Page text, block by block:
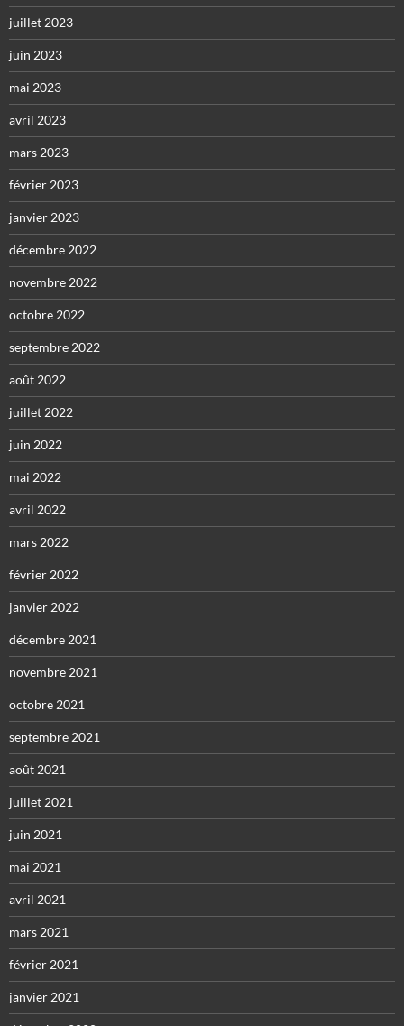
juillet 2023
juin 2023
mai 2023
avril 2023
mars 2023
février 2023
janvier 2023
décembre 2022
novembre 2022
octobre 2022
septembre 2022
août 2022
juillet 2022
juin 2022
mai 2022
avril 2022
mars 2022
février 2022
janvier 2022
décembre 2021
novembre 2021
octobre 2021
septembre 2021
août 2021
juillet 2021
juin 2021
mai 2021
avril 2021
mars 2021
février 2021
janvier 2021